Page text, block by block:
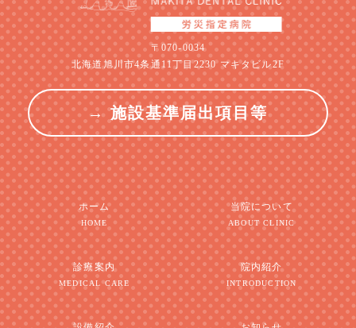
〒070-0034
北海道旭川市4条通11丁目2230 マキタビル2F
→ 施設基準届出項目等
ホーム
HOME
当院について
ABOUT CLINIC
診療案内
MEDICAL CARE
院内紹介
INTRODUCTION